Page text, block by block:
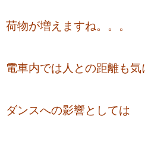
荷物が増えますね。。。
電車内では人との距離も気
ダンスへの影響としては